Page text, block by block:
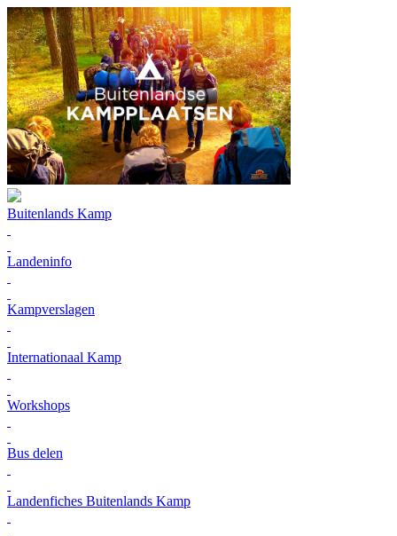
Buitenlands Kamp
Landeninfo
Kampverslagen
Internationaal Kamp
Workshops
Bus delen
Landenfiches Buitenlands Kamp